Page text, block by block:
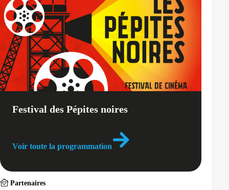
Festival des Pépites noires
Voir toute la programmation
Partenaires